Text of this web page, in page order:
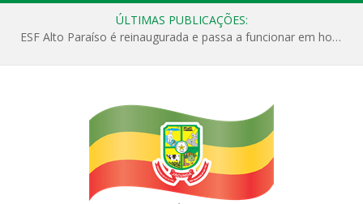
ÚLTIMAS PUBLICAÇÕES:
ESF Alto Paraíso é reinaugurada e passa a funcionar em horário estendido